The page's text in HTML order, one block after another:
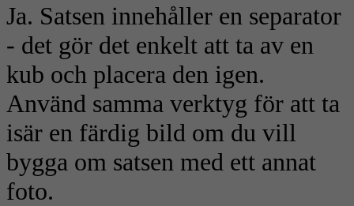
Ja. Satsen innehåller en separator
- det gör det enkelt att ta av en
kub och placera den igen.
Använd samma verktyg för att ta
isär en färdig bild om du vill
bygga om satsen med ett annat
foto.